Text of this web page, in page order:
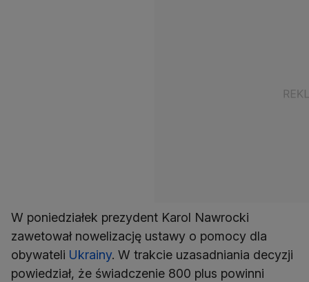
W poniedziałek prezydent Karol Nawrocki
zawetował nowelizację ustawy o pomocy dla
obywateli Ukrainy. W trakcie uzasadniania decyzji
powiedział, że świadczenie 800 plus powinni